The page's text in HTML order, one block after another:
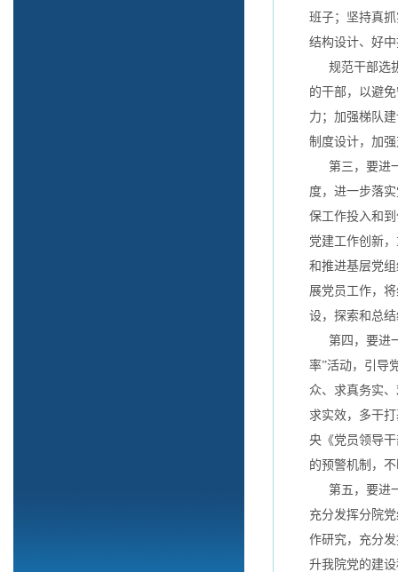
班子；坚持真
结构设计、好
规范干部选拔
的干部，以避
力；加强梯队
制度设计，加
第三，要进一
度，进一步落
保工作投入和
党建工作创新
和推进基层党
展党员工作，
设，探索和总
第四，要进一
率”活动，引导
众、求真务实
求实效，多干
央《党员领导
的预警机制，
第五，要进一
充分发挥分院
作研究，充分
升我院党的建